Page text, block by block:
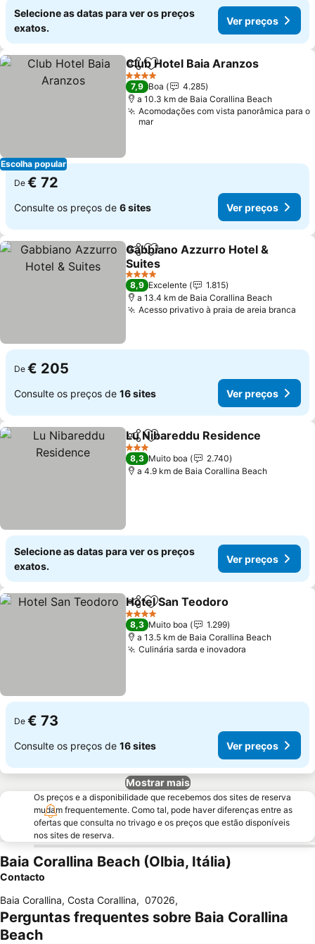
Selecione as datas para ver os preços
exatos.
Ver preços
Escolha popular
PartilharAdicionar aos favoritos
Club Hotel Baia Aranzos
4 Estrelas
7,9 Boa
4.285
a 10.3 km de Baia Corallina Beach
Acomodações com vista panorâmica para o
mar
De € 72
Consulte os preços de 6 sites Ver preços
PartilharAdicionar aos favoritos
Gabbiano Azzurro Hotel &
Suites
Ver preços
4 Estrelas
8,9 Excelente
1.815
a 13.4 km de Baia Corallina Beach
Acesso privativo à praia de areia branca
De € 205
Consulte os preços de 16 sites Ver preços
PartilharAdicionar aos favoritos
Lu Nibareddu Residence
3 Estrelas
8,3 Muito boa
2.740
a 4.9 km de Baia Corallina Beach
Selecione as datas para ver os preços
exatos.
Ver preços
PartilharAdicionar aos favoritos
Hotel San Teodoro
4 Estrelas
8,3 Muito boa
1.299
a 13.5 km de Baia Corallina Beach
Culinária sarda e inovadora
De € 73
Consulte os preços de 16 sites Ver preços
Mostrar mais
Os preços e a disponibilidade que recebemos dos sites de reserva
mudam frequentemente. Como tal, pode haver diferenças entre as
ofertas que consulta no trivago e os preços que estão disponíveis
nos sites de reserva.
Baia Corallina Beach (Olbia, Itália)
Contacto
Baia Corallina, Costa Corallina, 07026,
Perguntas frequentes sobre Baia Corallina
Beach